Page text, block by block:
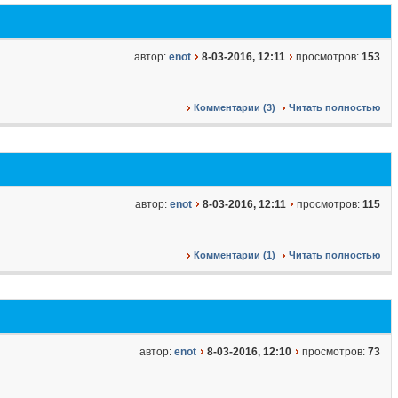
автор: enot 8-03-2016, 12:11 просмотров: 153
Комментарии (3) Читать полностью
автор: enot 8-03-2016, 12:11 просмотров: 115
Комментарии (1) Читать полностью
автор: enot 8-03-2016, 12:10 просмотров: 73